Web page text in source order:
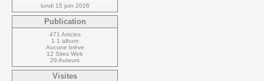
lundi 15 juin 2026
Publication
471 Articles
1 1 album
Aucune brève
12 Sites Web
29 Auteurs
Visites